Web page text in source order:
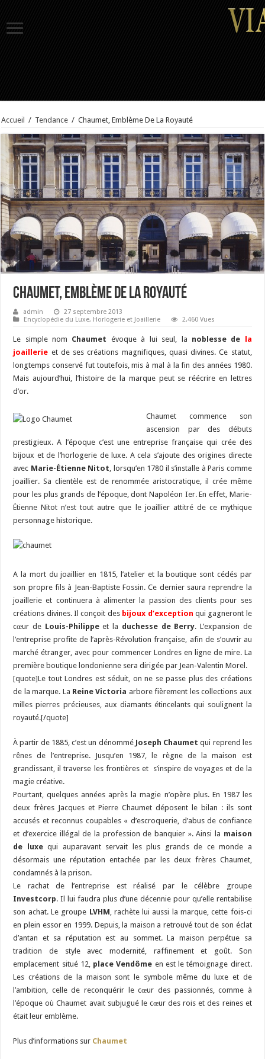
Accueil / Tendance / Chaumet, Emblème De La Royauté
Chaumet, Emblème De La Royauté
admin
27 septembre 2013
Encyclopédie du Luxe, Horlogerie et Joaillerie 2,460 Vues
Le simple nom Chaumet évoque à lui seul, la noblesse de
la
joaillerie et de ses créations magnifiques, quasi divines. Ce statut,
longtemps conservé fut toutefois, mis à mal à la fin des années 1980.
Mais aujourd’hui, l’histoire de la marque peut se réécrire en lettres
d’or.
Chaumet commence son
ascension par des débuts
prestigieux. A l’époque c’est une entreprise française qui crée des
bijoux et de l’horlogerie de luxe. A cela s’ajoute des origines directe
avec Marie-Étienne Nitot , lorsqu’en 1780 il s’installe à Paris comme
joaillier. Sa clientèle est de renommée aristocratique, il crée même
pour les plus grands de l’époque, dont Napoléon Ier. En effet, Marie-
Étienne Nitot n’est tout autre que le joaillier attitré de ce mythique
personnage historique.
A la mort du joaillier en 1815, l’atelier et la boutique sont cédés par
son propre fils à Jean-Baptiste Fossin. Ce dernier saura reprendre la
joaillerie et continuera à alimenter la passion des clients pour ses
créations divines. Il conçoit desbijoux d’exception qui gagneront le
cœur de Louis-Philippeet la duchesse de Berry. L’expansion de
l’entreprise profite de l’après-Révolution française, afin de s’ouvrir au
marché étranger, avec pour commencer Londres en ligne de mire. La
première boutique londonienne sera dirigée par Jean-Valentin Morel.
[quote]Le tout Londres est séduit, on ne se passe plus des créations
de la marque. La Reine Victoria arbore fièrement les collections aux
milles pierres précieuses, aux diamants étincelants qui soulignent la
royauté.[/quote]
À partir de 1885, c’est un dénommé Joseph Chaumet qui reprend les
rênes de l’entreprise. Jusqu’en 1987, le règne de la maison est
grandissant, il traverse les frontières et s’inspire de voyages et de la
magie créative.
Pourtant, quelques années après la magie n’opère plus. En 1987 les
deux frères Jacques et Pierre Chaumet déposent le bilan : ils sont
accusés et reconnus coupables « d’escroquerie, d’abus de confiance
et d’exercice illégal de la profession de banquier ». Ainsi la maison
de luxequi auparavant servait les plus grands de ce monde a
désormais une réputation entachée par les deux frères Chaumet,
condamnés à la prison.
Le rachat de l’entreprise est réalisé par le célèbre groupe
Investcorp. Il lui faudra plus d’une décennie pour qu’elle rentabilise
son achat. Le groupe LVHM , rachète lui aussi la marque, cette fois-ci
en plein essor en 1999. Depuis, la maison a retrouvé tout de son éclat
d’antan et sa réputation est au sommet. La maison perpétue sa
tradition de style avec modernité, raffinement et goût. Son
emplacement situé 12, place Vendôme en est le témoignage direct.
Les créations de la maison sont le symbole même du luxe et de
l’ambition, celle de reconquérir le cœur des passionnés, comme à
l’époque où Chaumet avait subjugué le cœur des rois et des reines et
était leur emblème.
Plus d’informations sur Chaumet